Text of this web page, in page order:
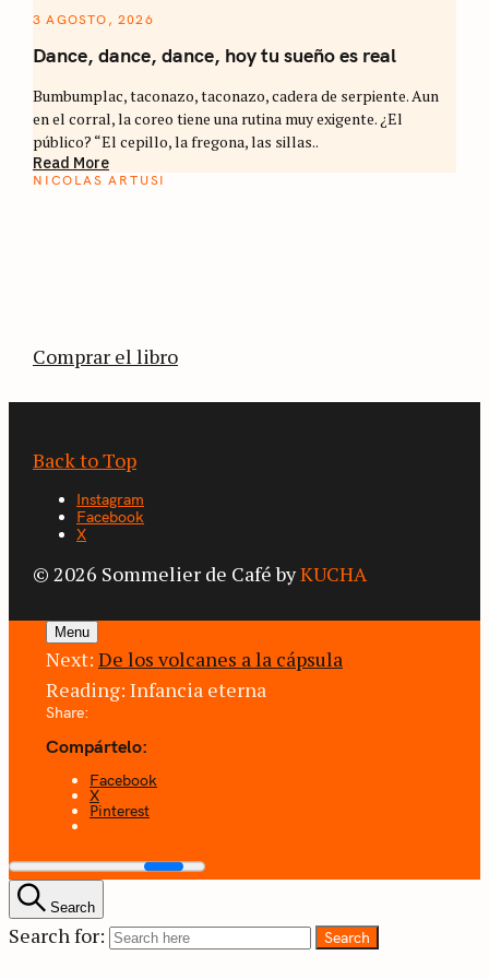
3 AGOSTO, 2026
Dance, dance, dance, hoy tu sueño es real
Bumbumplac, taconazo, taconazo, cadera de serpiente. Aun
en el corral, la coreo tiene una rutina muy exigente. ¿El
público? “El cepillo, la fregona, las sillas..
Read More
NICOLAS ARTUSI
Comprar el libro
Back to Top
Instagram
Facebook
X
© 2026 Sommelier de Café byKUCHA
Menu
Next: De los volcanes a la cápsula
Reading: Infancia eterna
Share:
Compártelo:
Facebook
X
Pinterest
Search
Search for: Search